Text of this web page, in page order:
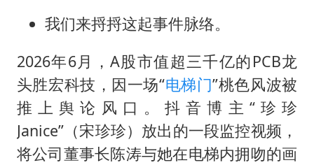
我们来捋捋这起事件脉络。
2026年6月，A股市值超三千亿的PCB龙
头胜宏科技，因一场“电梯门”桃色风波被
推上舆论风口。抖音博主“珍珍
Janice”（宋珍珍）放出的一段监控视频，
将公司董事长陈涛与她在电梯内拥吻的画